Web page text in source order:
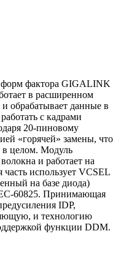
фактора GIGALINK
в расширенном
обрабатывает данные в
с кадрами
20-пиновому
«горячей» замены, что
в целом. Модуль
и работает на
использует VCSEL
на базе диода)
60825. Принимающая
IDP,
и технологию
функции DDM.